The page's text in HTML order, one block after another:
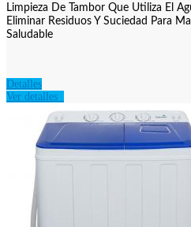
Limpieza De Tambor Que Utiliza El
Eliminar Residuos Y Suciedad Para
Saludable
Detalles
Ver detalles